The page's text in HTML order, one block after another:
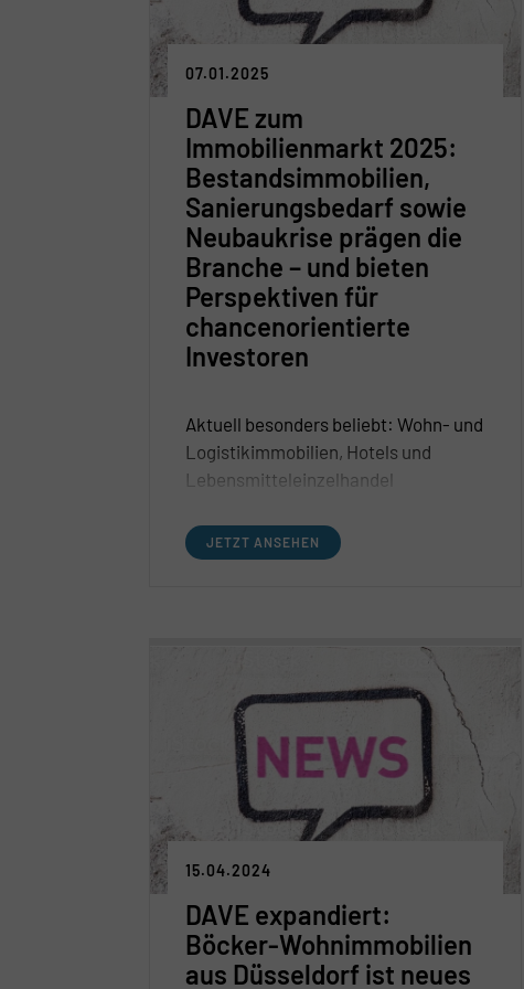
07.01.2025
DAVE zum
Immobilienmarkt 2025:
Bestandsimmobilien,
Sanierungsbedarf sowie
Neubaukrise prägen die
Branche – und bieten
Perspektiven für
chancenorientierte
Investoren
Aktuell besonders beliebt: Wohn- und
Logistikimmobilien, Hotels und
Lebensmitteleinzelhandel
Mietsteigerungen und
Investorennachfrage bei modernen,
Bestandsflächen von Mietern und
Investoren kaum nachgefragt
Ende 2024/Anfang 2025 nimmt Markt
weiter Fahrt auf
JETZT ANSEHEN
15.04.2024
DAVE expandiert:
Böcker-Wohnimmobilien
aus Düsseldorf ist neues